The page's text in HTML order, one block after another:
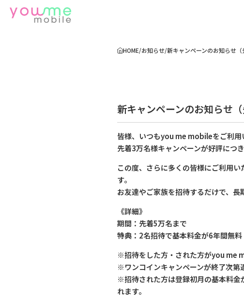
HOME/お知らせ/新キャンペーンのお知らせ（
新キャンペーンのお知らせ（
皆様、いつもyou me mobileをご利用
先着3万名様キャンペーンが好評につ
この度、さらに多くの皆様にご利用
す。
お友達やご家族を招待するだけで、長
《詳細》
期間：先着5万名まで
特典：2名招待で基本料金が6年間無料
※招待をした方・された方がyou me
※ワンコインキャンペーンが終了次第
※招待された方は登録初月の基本料金
れます。